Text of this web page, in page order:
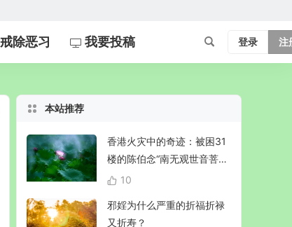
戒除恶习 我要投稿 登录 注
本站推荐
香港火灾中的奇迹：被困31
楼的陈伯念“南无观世音菩
萨”20小时奇迹生还！
10
邪婬为什么严重的折福折禄
又折寿？